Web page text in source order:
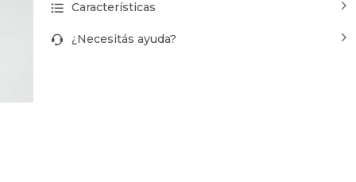
Características
¿Necesitás ayuda?